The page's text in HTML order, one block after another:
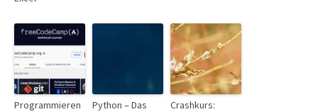
Programmieren
Python – Das
Crashkurs: